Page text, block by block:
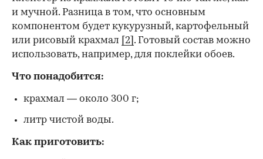
и мучной. Разница в том, что основным
компонентом будет кукурузный, картофельный
или рисовый крахмал
[2] . Готовый состав можно
использовать, например, для поклейки обоев.
Что понадобится:
крахмал — около 300 г;
литр чистой воды.
Как приготовить: